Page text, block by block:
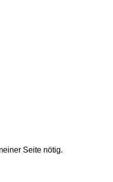
Seite nötig.